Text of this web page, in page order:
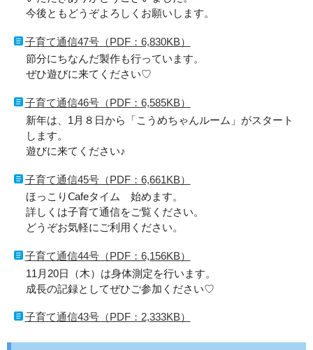
今後ともどうぞよろしくお願いします。
子育て通信47号（PDF：6,830KB）
節分にちなんだ製作も行っています。
ぜひ遊びに来てください♡
子育て通信46号（PDF：6,585KB）
新年は、1月８日から「こうめちゃんルーム」がスタート
します。
遊びに来てください♪
子育て通信45号（PDF：6,661KB）
ほっこりⅭafeタイム 始めます。
詳しくは子育て通信をご覧ください。
どうぞお気軽にご利用ください。
子育て通信44号（PDF：6,156KB）
11月20日（木）は身体測定を行います。
成長の記録としてぜひご参加ください♡
子育て通信43号（PDF：2,333KB）